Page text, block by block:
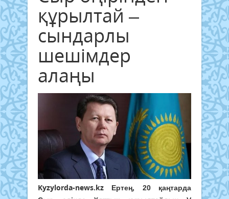
құрылтай –
сындарлы
шешімдер
алаңы
Kyzylorda-news.kz
Ертең, 20 қаңтарда